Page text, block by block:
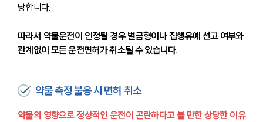
당합니다.
따라서 약물운전이 인정될 경우 벌금형이나 집행유예 선고 여부와
관계없이 모든 운전면허가 취소될 수 있습니다.
약물 측정 불응 시 면허 취소
약물의 영향으로 정상적인 운전이 곤란하다고 볼 만한 상당한 이유